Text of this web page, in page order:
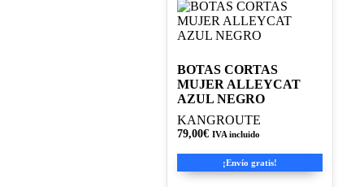
BOTAS CORTAS
MUJER ALLEYCAT
AZUL NEGRO
KANGROUTE
79,00€ IVA incluido
¡Envío gratis!
Este
producto
tiene
variantes.
Las
opciones
pueden
elegir
en